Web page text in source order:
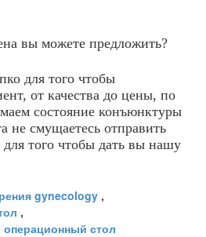
вы можете предложить?
для того чтобы
от качества до цены, по
состояние конъюнктуры
не смущаетесь отправить
того чтобы дать вы нашу
gynecology ,
,
операционный стол